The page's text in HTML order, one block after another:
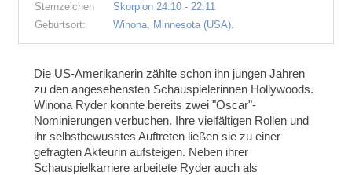
Sternzeichen
Skorpion 24.10 - 22.11
Geburtsort:
Winona, Minnesota (USA).
Die US-Amerikanerin zählte schon ihn jungen Jahren
zu den angesehensten Schauspielerinnen Hollywoods.
Winona Ryder konnte bereits zwei "Oscar"-
Nominierungen verbuchen. Ihre vielfältigen Rollen und
ihr selbstbewusstes Auftreten ließen sie zu einer
gefragten Akteurin aufsteigen. Neben ihrer
Schauspielkarriere arbeitete Ryder auch als